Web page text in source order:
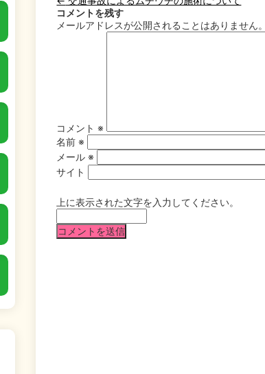
コメントを残す
メールアドレスが公開されることはありません。
コメント※
名前※
メール※
サイト
上に表示された文字を入力してください。